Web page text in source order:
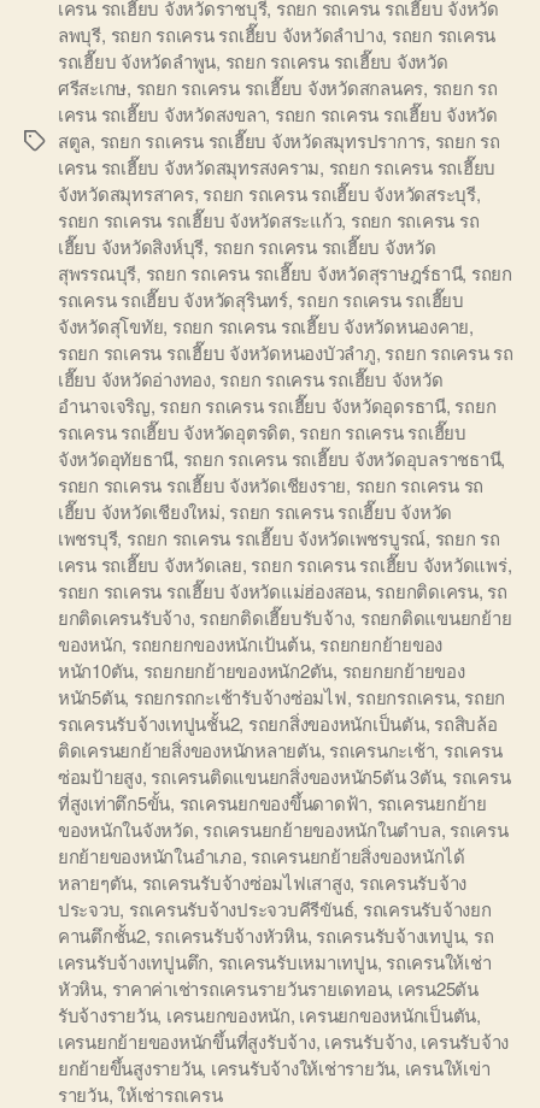
Tags
เครน รถเฮี๊ยบ จังหวัดราชบุรี, รถยก รถเครน รถเฮี๊ยบ จังหวัด
ลพบุรี, รถยก รถเครน รถเฮี๊ยบ จังหวัดลำปาง, รถยก รถเครน
รถเฮี๊ยบ จังหวัดลำพูน, รถยก รถเครน รถเฮี๊ยบ จังหวัด
ศรีสะเกษ, รถยก รถเครน รถเฮี๊ยบ จังหวัดสกลนคร, รถยก รถ
เครน รถเฮี๊ยบ จังหวัดสงขลา, รถยก รถเครน รถเฮี๊ยบ จังหวัด
สตูล, รถยก รถเครน รถเฮี๊ยบ จังหวัดสมุทรปราการ, รถยก รถ
เครน รถเฮี๊ยบ จังหวัดสมุทรสงคราม, รถยก รถเครน รถเฮี๊ยบ
จังหวัดสมุทรสาคร, รถยก รถเครน รถเฮี๊ยบ จังหวัดสระบุรี,
รถยก รถเครน รถเฮี๊ยบ จังหวัดสระแก้ว, รถยก รถเครน รถ
เฮี๊ยบ จังหวัดสิงห์บุรี, รถยก รถเครน รถเฮี๊ยบ จังหวัด
สุพรรณบุรี, รถยก รถเครน รถเฮี๊ยบ จังหวัดสุราษฎร์ธานี, รถยก
รถเครน รถเฮี๊ยบ จังหวัดสุรินทร์, รถยก รถเครน รถเฮี๊ยบ
จังหวัดสุโขทัย, รถยก รถเครน รถเฮี๊ยบ จังหวัดหนองคาย,
รถยก รถเครน รถเฮี๊ยบ จังหวัดหนองบัวลำภู, รถยก รถเครน รถ
เฮี๊ยบ จังหวัดอ่างทอง, รถยก รถเครน รถเฮี๊ยบ จังหวัด
อำนาจเจริญ, รถยก รถเครน รถเฮี๊ยบ จังหวัดอุดรธานี, รถยก
รถเครน รถเฮี๊ยบ จังหวัดอุตรดิต, รถยก รถเครน รถเฮี๊ยบ
จังหวัดอุทัยธานี, รถยก รถเครน รถเฮี๊ยบ จังหวัดอุบลราชธานี,
รถยก รถเครน รถเฮี๊ยบ จังหวัดเชียงราย, รถยก รถเครน รถ
เฮี๊ยบ จังหวัดเชียงใหม่, รถยก รถเครน รถเฮี๊ยบ จังหวัด
เพชรบุรี, รถยก รถเครน รถเฮี๊ยบ จังหวัดเพชรบูรณ์, รถยก รถ
เครน รถเฮี๊ยบ จังหวัดเลย, รถยก รถเครน รถเฮี๊ยบ จังหวัดแพร่,
รถยก รถเครน รถเฮี๊ยบ จังหวัดแม่ฮ่องสอน, รถยกติดเครน, รถ
ยกติดเครนรับจ้าง, รถยกติดเฮี๊ยบรับจ้าง, รถยกติดแขนยกย้าย
ของหนัก, รถยกยกของหนักเป้นต้น, รถยกยกย้ายของ
หนัก10ตัน, รถยกยกย้ายของหนัก2ตัน, รถยกยกย้ายของ
หนัก5ตัน, รถยกรถกะเช้ารับจ้างซ่อมไฟ, รถยกรถเครน, รถยก
รถเครนรับจ้างเทปูนชั้น2, รถยกสิ่งของหนักเป็นตัน, รถสิบล้อ
ติดเครนยกย้ายสิ่งของหนักหลายตัน, รถเครนกะเช้า, รถเครน
ซ่อมป้ายสูง, รถเครนติดแขนยกสิ่งของหนัก5ตัน 3ตัน, รถเครน
ที่สูงเท่าตึก5ขั้น, รถเครนยกของขึ้นดาดฟ้า, รถเครนยกย้าย
ของหนักในจังหวัด, รถเครนยกย้ายของหนักในตำบล, รถเครน
ยกย้ายของหนักในอำเภอ, รถเครนยกย้ายสิ่งของหนักได้
หลายๆตัน, รถเครนรับจ้างซ่อมไฟเสาสูง, รถเครนรับจ้าง
ประจวบ, รถเครนรับจ้างประจวบคีรีขันธ์, รถเครนรับจ้างยก
คานตึกชั้น2, รถเครนรับจ้างหัวหิน, รถเครนรับจ้างเทปูน, รถ
เครนรับจ้างเทปูนตึก, รถเครนรับเหมาเทปูน, รถเครนให้เช่า
หัวหิน, ราคาค่าเช่ารถเครนรายวันรายเดทอน, เครน25ตัน
รับจ้างรายวัน, เครนยกของหนัก, เครนยกของหนักเป็นตัน,
เครนยกย้ายของหนักขึ้นที่สูงรับจ้าง, เครนรับจ้าง, เครนรับจ้าง
ยกย้ายขึ้นสูงรายวัน, เครนรับจ้างให้เช่ารายวัน, เครนให้เข่า
รายวัน,ให้เช่ารถเครน